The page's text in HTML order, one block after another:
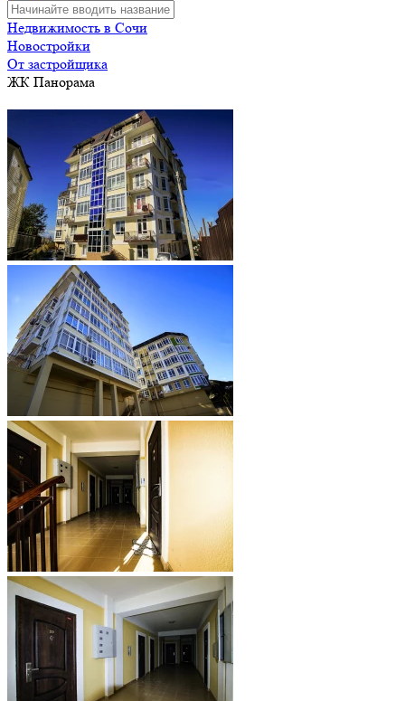
Недвижимость в Сочи
Новостройки
От застройщика
ЖК Панорама